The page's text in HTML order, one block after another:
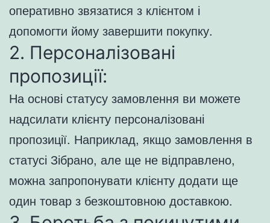
оперативно звязатися з клієнтом і
допомогти йому завершити покупку.
2. Персоналізовані
пропозиції:
На основі статусу замовлення ви можете
надсилати клієнту персоналізовані
пропозиції. Наприклад, якщо замовлення в
статусі Зібрано, але ще не відправлено,
можна запропонувати клієнту додати ще
один товар з безкоштовною доставкою.